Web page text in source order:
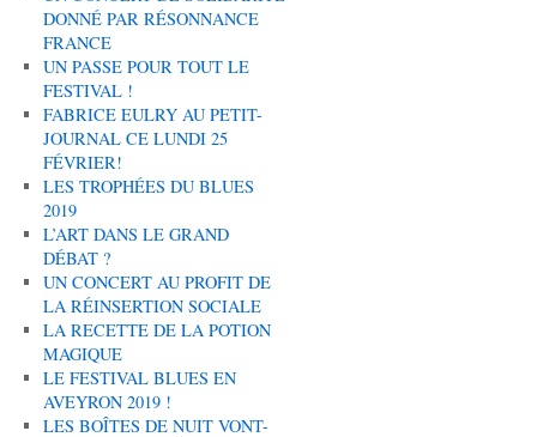
DONNÉ PAR RÉSONNANCE
FRANCE
UN PASSE POUR TOUT LE
FESTIVAL !
FABRICE EULRY AU PETIT-
JOURNAL CE LUNDI 25
FÉVRIER!
LES TROPHÉES DU BLUES
2019
L’ART DANS LE GRAND
DÉBAT ?
UN CONCERT AU PROFIT DE
LA RÉINSERTION SOCIALE
LA RECETTE DE LA POTION
MAGIQUE
LE FESTIVAL BLUES EN
AVEYRON 2019 !
LES BOÎTES DE NUIT VONT-